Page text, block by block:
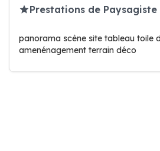
Prestations de Paysagiste
panorama scène site tableau toile
amenénagement terrain déco